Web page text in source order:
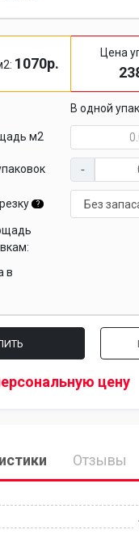
1070р.
Цена
В одной
м2
?
в
цену
Отзывы